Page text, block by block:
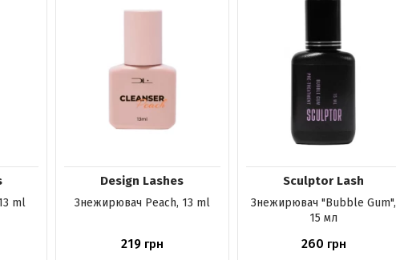
ml
Design Lashes
Знежирювач Peach, 13 ml
219грн
Sculptor Lash
Знежирювач "Bubble Gum",
15 мл
260 грн